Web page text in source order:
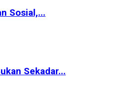
Sosial,...
Sekadar...